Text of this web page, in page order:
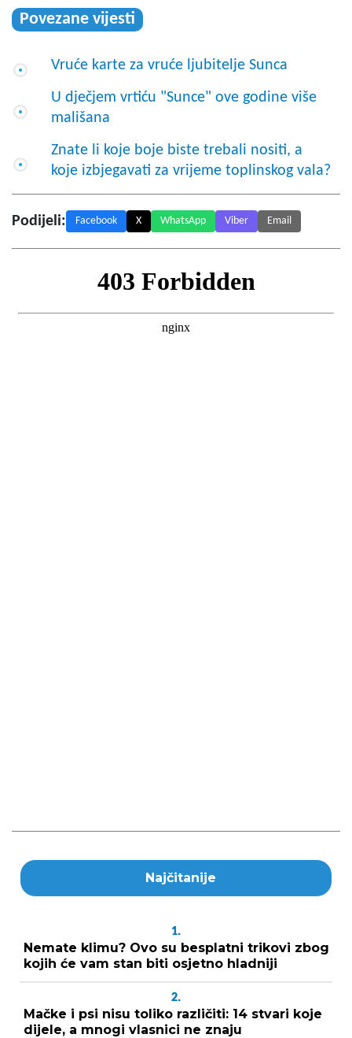
Povezane vijesti
Vruće karte za vruće ljubitelje Sunca
U dječjem vrtiću "Sunce" ove godine više
mališana
Znate li koje boje biste trebali nositi, a
koje izbjegavati za vrijeme toplinskog vala?
Podijeli: Facebook X WhatsApp Viber Email
Najčitanije
1.
Nemate klimu? Ovo su besplatni trikovi zbog
kojih će vam stan biti osjetno hladniji
2.
Mačke i psi nisu toliko različiti: 14 stvari koje
dijele, a mnogi vlasnici ne znaju